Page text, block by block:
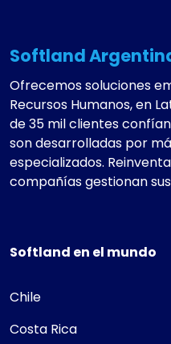
Softland
Ofrecemos soluciones
Recursos Humanos, en
de 35 mil clientes
son desarrolladas por
especializados.
compañías gestionan
Softland en el mundo
Chile
Costa Rica